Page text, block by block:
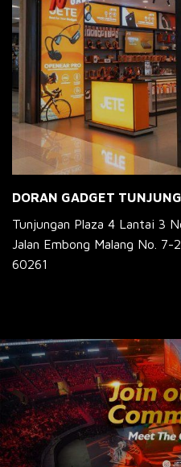
DORAN GADGET
Tunjungan Plaza 4 Lantai 3
Jalan Embong Malang No. 7-
60261